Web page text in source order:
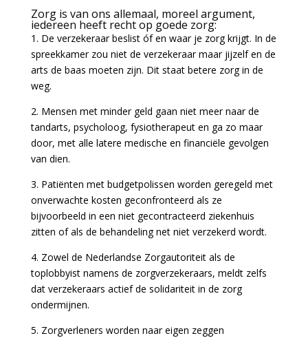
Zorg is van ons allemaal, moreel argument,
iedereen heeft recht op goede zorg:
1. De verzekeraar beslist óf en waar je zorg krijgt. In de
spreekkamer zou niet de verzekeraar maar jijzelf en de
arts de baas moeten zijn. Dit staat betere zorg in de
weg.
2. Mensen met minder geld gaan niet meer naar de
tandarts, psycholoog, fysiotherapeut en ga zo maar
door, met alle latere medische en financiële gevolgen
van dien.
3. Patiënten met budgetpolissen worden geregeld met
onverwachte kosten geconfronteerd als ze
bijvoorbeeld in een niet gecontracteerd ziekenhuis
zitten of als de behandeling net niet verzekerd wordt.
4. Zowel de Nederlandse Zorgautoriteit als de
toplobbyist namens de zorgverzekeraars, meldt zelfs
dat verzekeraars actief de solidariteit in de zorg
ondermijnen.
5. Zorgverleners worden naar eigen zeggen